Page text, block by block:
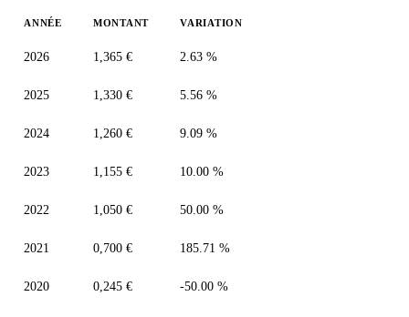
ANNÉE MONTANT VARIATION
2026 1,365 € 2.63 %
2025 1,330 € 5.56 %
2024 1,260 € 9.09 %
2023 1,155 € 10.00 %
2022 1,050 € 50.00 %
2021 0,700 € 185.71 %
2020 0,245 € -50.00 %